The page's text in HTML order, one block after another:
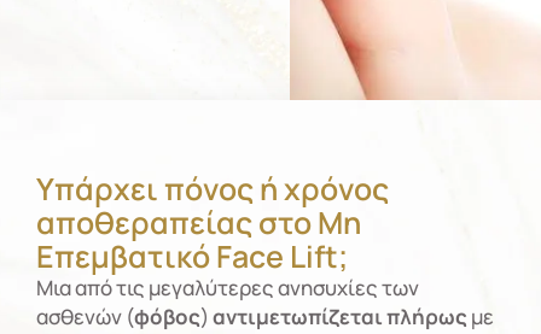
Υπάρχει πόνος ή χρόνος
αποθεραπείας στο Μη
Επεμβατικό Face Lift;
Μια από τις μεγαλύτερες ανησυχίες των
ασθενών (φόβος) αντιμετωπίζεταιπλήρως με